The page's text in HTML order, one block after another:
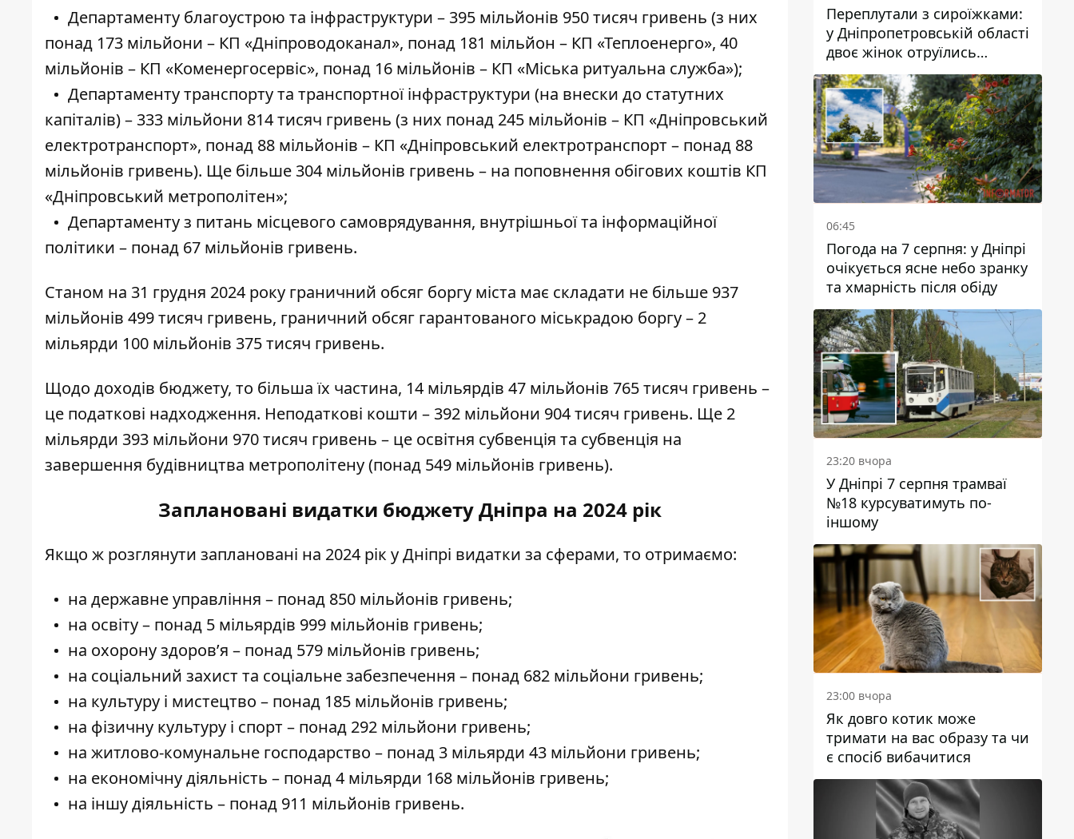
Департаменту благоустрою та інфраструктури – 395 мільйонів 950 тисяч гривень (з них
понад 173 мільйони – КП «Дніпроводоканал», понад 181 мільйон – КП «Теплоенерго», 40
мільйонів – КП «Коменергосервіс», понад 16 мільйонів – КП «Міська ритуальна служба»);
Департаменту транспорту та транспортної інфраструктури (на внески до статутних
капіталів) – 333 мільйони 814 тисяч гривень (з них понад 245 мільйонів – КП «Дніпровський
електротранспорт», понад 88 мільйонів – КП «Дніпровський електротранспорт – понад 88
мільйонів гривень). Ще більше 304 мільйонів гривень – на поповнення обігових коштів КП
«Дніпровський метрополітен»;
Департаменту з питань місцевого самоврядування, внутрішньої та інформаційної
політики – понад 67 мільйонів гривень.
Станом на 31 грудня 2024 року граничний обсяг боргу міста має складати не більше 937
мільйонів 499 тисяч гривень, граничний обсяг гарантованого міськрадою боргу – 2
мільярди 100 мільйонів 375 тисяч гривень.
Щодо доходів бюджету, то більша їх частина, 14 мільярдів 47 мільйонів 765 тисяч гривень –
це податкові надходження. Неподаткові кошти – 392 мільйони 904 тисяч гривень. Ще 2
мільярди 393 мільйони 970 тисяч гривень – це освітня субвенція та субвенція на
завершення будівництва метрополітену(понад 549 мільйонів гривень).
Заплановані видатки бюджету Дніпра на 2024 рік
Якщо ж розглянути заплановані на 2024 рік у Дніпрі видатки за сферами, то отримаємо:
на державне управління – понад 850 мільйонів гривень;
на освіту – понад 5 мільярдів 999 мільйонів гривень;
на охорону здоров’я – понад 579 мільйонів гривень;
на соціальний захист та соціальне забезпечення – понад 682 мільйони гривень;
на культуру і мистецтво – понад 185 мільйонів гривень;
на фізичну культуру і спорт – понад 292 мільйони гривень;
на житлово-комунальне господарство – понад 3 мільярди 43 мільйони гривень;
на економічну діяльність – понад 4 мільярди 168 мільйонів гривень;
на іншу діяльність – понад 911 мільйонів гривень.
Переплутали з сироїжками:
у Дніпропетровській області
двоє жінок отруїлись
грибами
06:45
Погода на 7 серпня: у Дніпрі
очікується ясне небо зранку
та хмарність після обіду
23:20 вчора
У Дніпрі 7 серпня трамваї
№18 курсуватимуть по-
іншому
23:00 вчора
Як довго котик може
тримати на вас образу та чи
є спосіб вибачитися